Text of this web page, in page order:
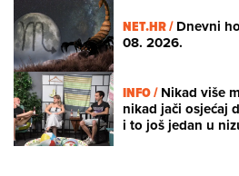
NET.HR /Dnevni
08. 2026.
INFO /Nikad više
nikad jači osjećaj
i to još jedan u